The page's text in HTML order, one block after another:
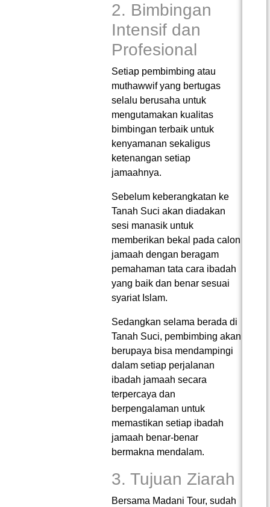
2. Bimbingan
Intensif dan
Profesional
Setiap pembimbing atau
muthawwif yang bertugas
selalu berusaha untuk
mengutamakan kualitas
bimbingan terbaik untuk
kenyamanan sekaligus
ketenangan setiap
jamaahnya.
Sebelum keberangkatan ke
Tanah Suci akan diadakan
sesi manasik untuk
memberikan bekal pada calon
jamaah dengan beragam
pemahaman tata cara ibadah
yang baik dan benar sesuai
syariat Islam.
Sedangkan selama berada di
Tanah Suci, pembimbing akan
berupaya bisa mendampingi
dalam setiap perjalanan
ibadah jamaah secara
terpercaya dan
berpengalaman untuk
memastikan setiap ibadah
jamaah benar-benar
bermakna mendalam.
3. Tujuan Ziarah
Bersama Madani Tour, sudah